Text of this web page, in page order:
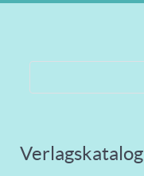
Verlagskatalog